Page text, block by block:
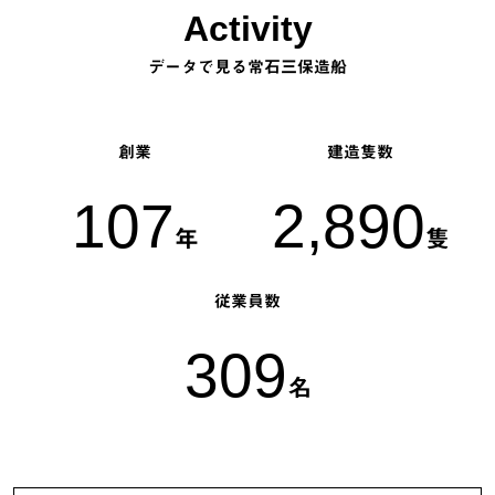
Activity
データで見る常石三保造船
創業
107年
建造隻数
2,890隻
従業員数
309名